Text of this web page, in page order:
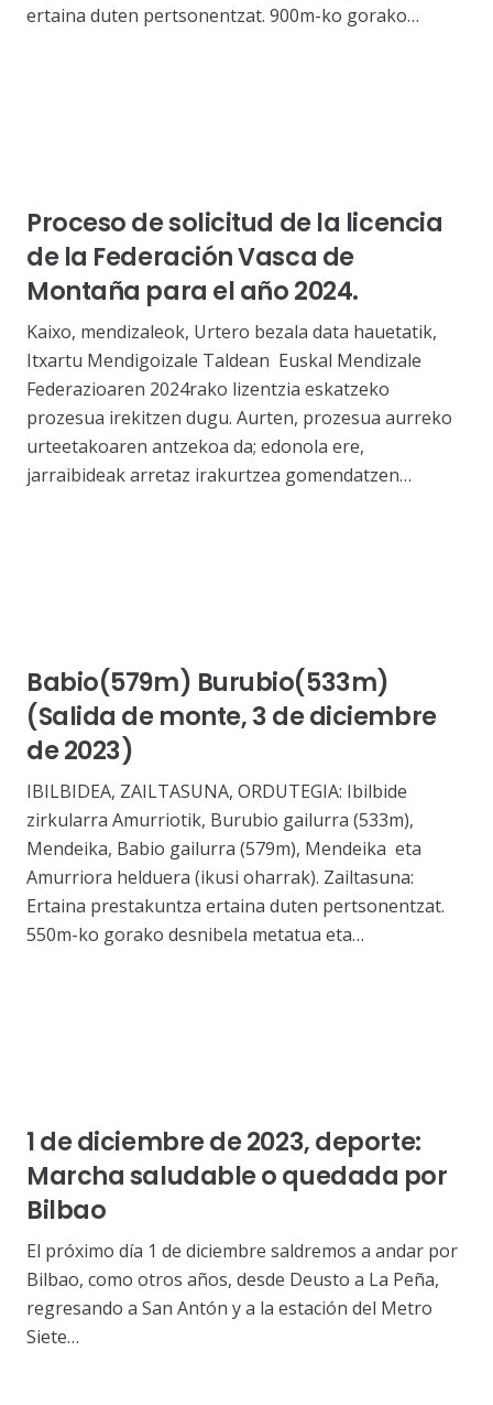
ertaina duten pertsonentzat. 900m-ko gorako…
Proceso de solicitud de la licencia
de la Federación Vasca de
Montaña para el año 2024.
Kaixo, mendizaleok, Urtero bezala data hauetatik,
Itxartu Mendigoizale Taldean Euskal Mendizale
Federazioaren 2024rako lizentzia eskatzeko
prozesua irekitzen dugu. Aurten, prozesua aurreko
urteetakoaren antzekoa da; edonola ere,
jarraibideak arretaz irakurtzea gomendatzen…
Babio(579m) Burubio(533m)
(Salida de monte, 3 de diciembre
de 2023)
IBILBIDEA, ZAILTASUNA, ORDUTEGIA: Ibilbide
zirkularra Amurriotik, Burubio gailurra (533m),
Mendeika, Babio gailurra (579m), Mendeika eta
Amurriora helduera (ikusi oharrak). Zailtasuna:
Ertaina prestakuntza ertaina duten pertsonentzat.
550m-ko gorako desnibela metatua eta…
1 de diciembre de 2023, deporte:
Marcha saludable o quedada por
Bilbao
El próximo día 1 de diciembre saldremos a andar por
Bilbao, como otros años, desde Deusto a La Peña,
regresando a San Antón y a la estación del Metro
Siete…